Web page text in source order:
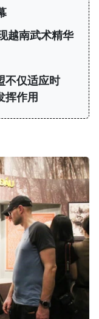
越南武术精华
不仅适应时
挥作用